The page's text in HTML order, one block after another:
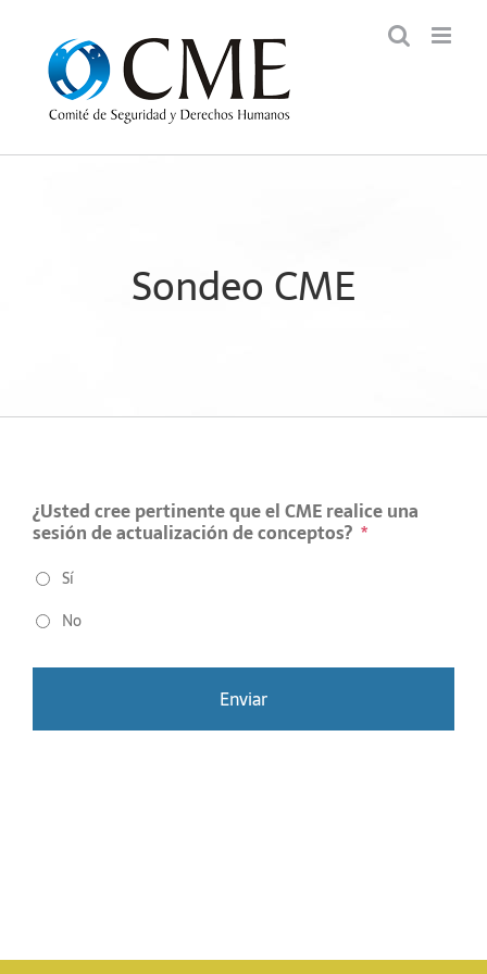
contenido
Sondeo CME
¿Usted cree pertinente que el CME realice una
sesión de actualización de conceptos? *
Sí
No